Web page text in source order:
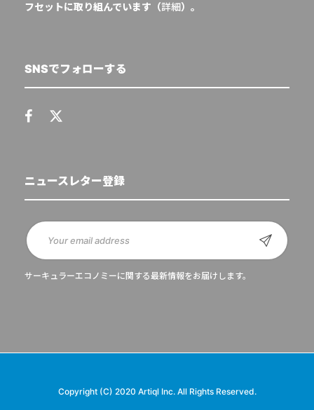
フセットに取り組んでいます（詳細）。
SNSでフォローする
ニュースレター登録
サーキュラーエコノミーに関する最新情報をお届けします。
Copyright (C) 2020 Artiql Inc. All Rights Reserved.